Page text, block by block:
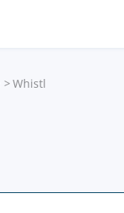
Whistl